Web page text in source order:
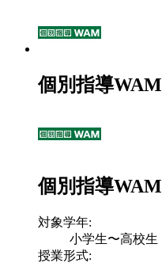
個別指導WAM
個別指導WAM
対象学年:
小学生〜高校生
授業形式: